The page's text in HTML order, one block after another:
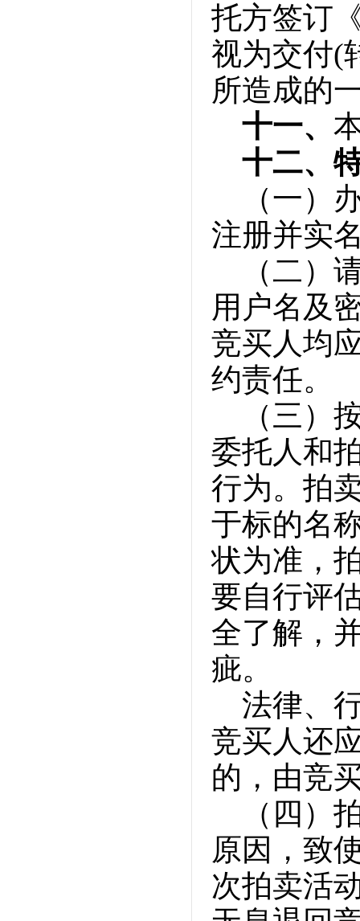
托方签订
视为交付(
所造成的
十一、
十二、
（一）
注册并实
（二）
用户名及
竞买人均
约责任。
（三）
委托人和
行为。拍
于标的名
状为准，
要自行评
全了解，
疵。
法律、
竞买人还
的，由竞
（四）
原因，致
次拍卖活